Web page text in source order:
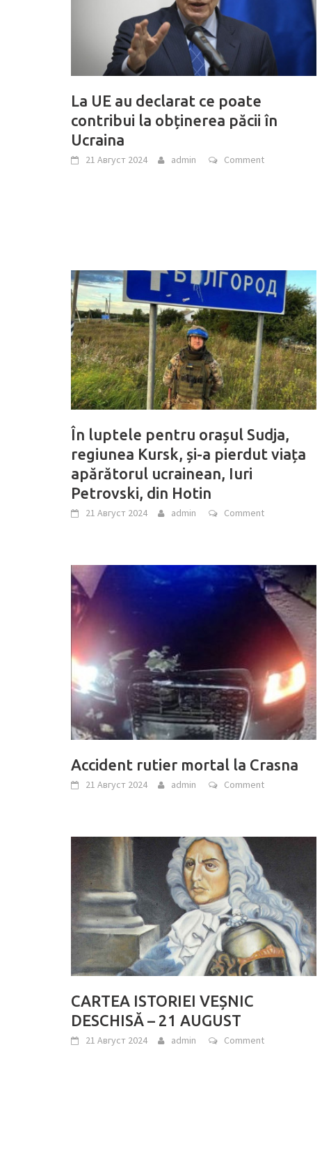
La UE au declarat ce poate
contribui la obținerea păcii în
Ucraina
21 Август 2024 admin Comment
În luptele pentru orașul Sudja,
regiunea Kursk, și-a pierdut viața
apărătorul ucrainean, Iuri
Petrovski, din Hotin
21 Август 2024 admin Comment
Accident rutier mortal la Crasna
21 Август 2024 admin Comment
CARTEA ISTORIEI VEȘNIC
DESCHISĂ – 21 AUGUST
21 Август 2024 admin Comment